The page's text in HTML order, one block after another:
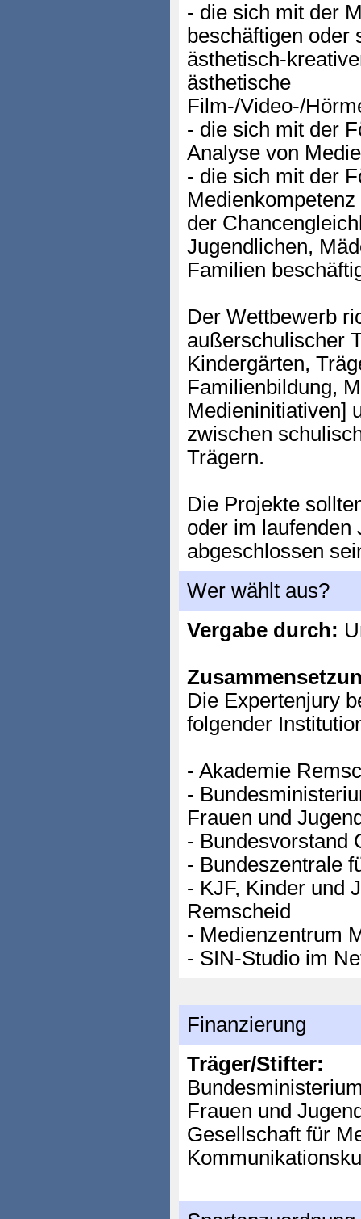
- die sich mit der
beschäftigen oder
ästhetisch-
ästhetische
Film-/Video-/
- die sich mit der
Analyse von
- die sich mit der
der
Jugendlichen,
Familien
Der Wettbewerb
außerschulischer
Kindergärten,
Familienbildung,
Medieninitiativen]
zwischen
Trägern.
Die Projekte
oder im laufenden
abgeschlossen
Wer wählt aus?
Vergabe durch:
Die Expertenjury
folgender
- Akademie
-
Frauen und
- Bundesvorstand
- Bundeszentrale
- KJF, Kinder und
Remscheid
- Medienzentrum
- SIN-Studio im
Finanzierung
Träger/Stifter:
Frauen und
Gesellschaft für